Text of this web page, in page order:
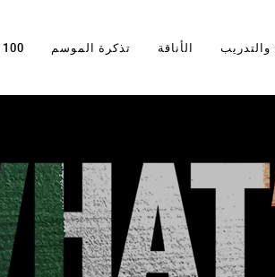
والتدريب الأناقة تذكرة الموسم 100 عام من أمبرو